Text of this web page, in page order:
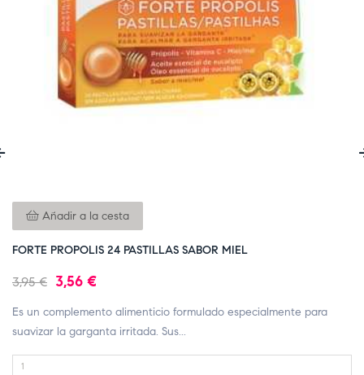
Añadir a la cesta
FORTE PROPOLIS 24 PASTILLAS SABOR MIEL
3,95 € 3,56 €
Es un complemento alimenticio formulado especialmente para
suavizar la garganta irritada. Sus...